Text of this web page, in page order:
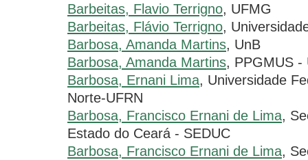
Barbeitas, Flavio Terrigno, UFMG
Barbeitas, Flávio Terrigno,
Barbosa, Amanda Martins, UnB
Barbosa, Amanda Martins, PPGMUS -
Barbosa, Ernani Lima, Universidade
Norte-UFRN
Barbosa, Francisco Ernani de Lima,
Estado do Ceará - SEDUC
Barbosa, Francisco Ernani de Lima,